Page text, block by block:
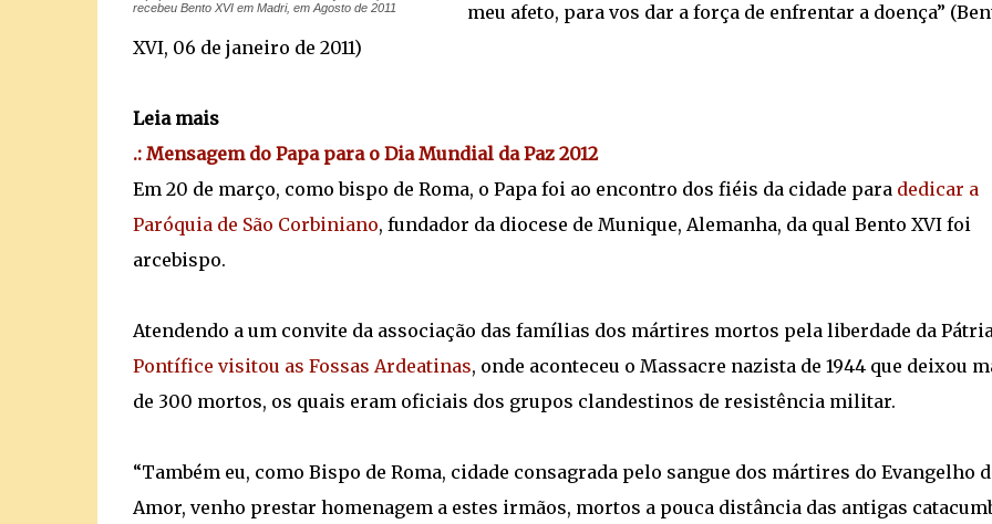
recebeu Bento XVI em Madri, em Agosto de 2011
meu afeto, para vos dar a força de enfrentar a doença”
XVI, 06 de janeiro de 2011)
Leia mais
.: Mensagem do Papa para o Dia Mundial da Paz 2012
Em 20 de março, como bispo de Roma, o Papa foi ao encontro dos fiéis da cidade para dedicar a
Paróquia de São Corbiniano, fundador da diocese de Munique, Alemanha, da qual Bento XVI foi
arcebispo.
Atendendo a um convite da associação das famílias dos mártires mortos pela liberdade da
Pontífice visitou as Fossas Ardeatinas, onde aconteceu o Massacre nazista de 1944 que deixou
de 300 mortos, os quais eram oficiais dos grupos clandestinos de resistência militar.
“Também eu, como Bispo de Roma, cidade consagrada pelo sangue dos mártires do Evangelho
Amor, venho prestar homenagem a estes irmãos, mortos a pouca distância das antigas